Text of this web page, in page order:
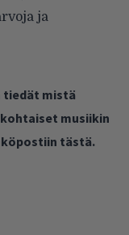
ja
tiedät mistä
musiikin
tästä.